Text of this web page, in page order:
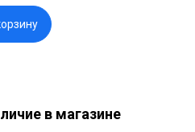
в магазине